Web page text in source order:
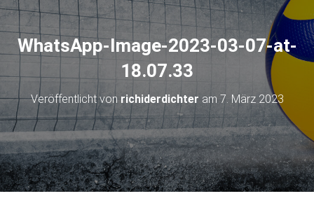
WhatsApp-Image-2023-03-07-at-
18.07.33
Veröffentlicht von richiderdichter am 7. März 2023